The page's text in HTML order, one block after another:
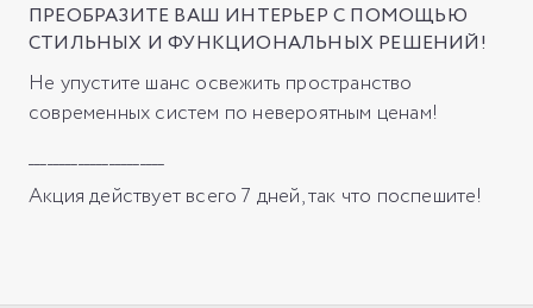
ПРЕОБРАЗИТЕ ВАШ ИНТЕРЬЕР С ПОМОЩЬЮ
СТИЛЬНЫХ И ФУНКЦИОНАЛЬНЫХ РЕШЕНИЙ!
Не упустите шанс освежить пространство
современных систем по невероятным ценам!
Акция действует всего 7 дней, так что поспешите!